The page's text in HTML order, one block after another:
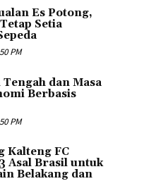
Es Potong,
Setia
PM
dan Masa
Berbasis
PM
Kalteng FC
Asal Brasil untuk
Belakang dan